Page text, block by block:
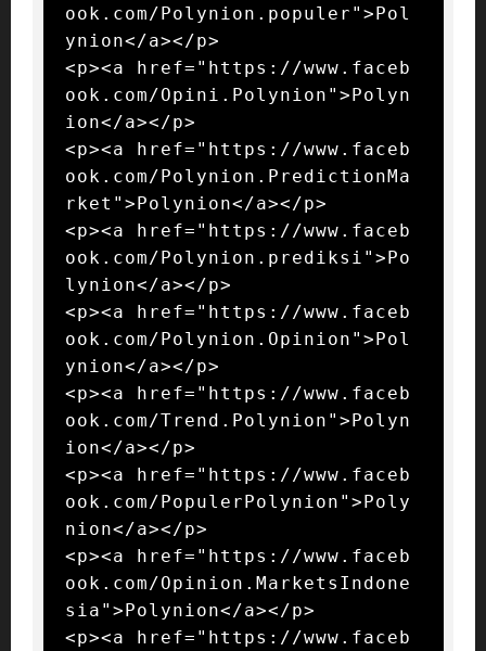
ook.com/Polynion.populer">Pol
ynion</a></p>
<p><a href="https://www.faceb
ook.com/Opini.Polynion">Polyn
ion</a></p>
<p><a href="https://www.faceb
ook.com/Polynion.PredictionMa
rket">Polynion</a></p>
<p><a href="https://www.faceb
ook.com/Polynion.prediksi">Po
lynion</a></p>
<p><a href="https://www.faceb
ook.com/Polynion.Opinion">Pol
ynion</a></p>
<p><a href="https://www.faceb
ook.com/Trend.Polynion">Polyn
ion</a></p>
<p><a href="https://www.faceb
ook.com/PopulerPolynion">Poly
nion</a></p>
<p><a href="https://www.faceb
ook.com/Opinion.MarketsIndone
sia">Polynion</a></p>
<p><a href="https://www.faceb